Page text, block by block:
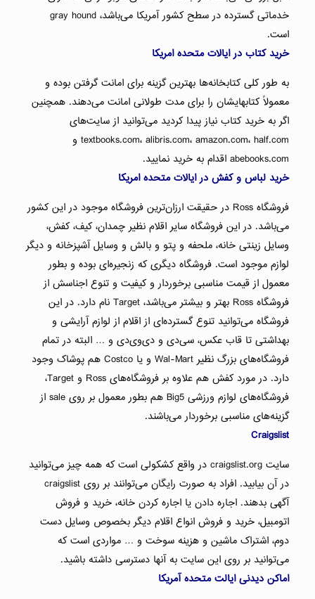
خدماتی گسترده در سطح کشور آمریکا می‌باشد، gray hound
است.
خرید کتاب در ایالات متحده امریکا
به طور کلی کتابخانه‌ها بهترین گزینه برای امانت گرفتن بوده و
معمولاً کتابهایشان را برای مدت طولانی امانت می‌دهند. همچنین
اگر به خرید کتاب نیاز پیدا کردید می‌توانید از سایت‌های
textbooks.com، alibris.com، amazon.com، half.com و
abebooks.com اقدام به خرید نمایید.
خرید لباس و کفش در ایالات متحده امریکا
فروشگاه Ross در حقیقت ارزان‌ترین فروشگاه موجود در این کشور
می‌باشد. در این فروشگاه سایر اقلام نظیر چمدان، کیف، کفش،
وسایل زینتی خانه، ملحفه و پتو و بالش و وسایل آشپزخانه و دیگر
لوازم موجود است. فروشگاه دیگری که زنجیره‌ای بوده و بطور
معمول از قیمت مناسبی برخوردار و کیفیت و تنوع اجناسش از
فروشگاه Ross بهتر و بیشتر می‌باشد، Target نام دارد. در این
فروشگاه می‌توانید تنوع گسترده‌ای از اقلام از لوازم آرایشی و
بهداشتی تا قاب عکس، سی‌دی و دی‌وی‌دی و … البته در تمام
فروشگاه‌های بزرگ نظیر Wal-Mart و یا Costco هم پوشاک وجود
دارد. در مورد کفش هم علاوه بر فروشگاه‌های Ross و Target،
فروشگاه‌های لوازم ورزشی Big5 هم بطور معمول بر روی sale از
گزینه‌های مناسبی برخوردار می‌باشند.
Craigslist
سایت craigslist.org در واقع کشکولی است که همه چیز می‌توانید
در آن بیابید. افراد به صورت رایگان می‌توانند بر روی craigslist
آگهی بدهند. اجاره دادن یا اجاره کردن خانه، خرید و فروش
اتومبیل، خرید و فروش انواع اقلام دیگر بخصوص وسایل دست
دوم، اشتراک ماشین و هزینه سوخت و … مواردی است که
می‌توانید بر روی این سایت به آنها دسترسی داشته باشید.
اماکن دیدنی ایالت متحده آمریکا